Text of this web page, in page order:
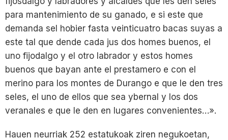
para mantenimiento de su ganado, e si este que
demanda sel hobier fasta veinticuatro bacas suyas a
este tal que dende cada jus dos homes buenos, el
uno fijodalgo y el otro labrador y estos homes
buenos que bayan ante el prestamero e con el
merino para los montes de Durango e que le den tres
seles, el uno de ellos que sea ybernal y los dos
veranales e que le den en lugares convenientes…».
Hauen neurriak 252 estatukoak ziren negukoetan,